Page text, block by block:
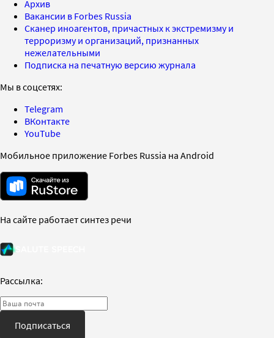
Архив
Вакансии в Forbes Russia
Сканер иноагентов, причастных к экстремизму и
терроризму и организаций, признанных
нежелательными
Подписка на печатную версию журнала
Мы в соцсетях:
Telegram
ВКонтакте
YouTube
Мобильное приложение Forbes Russia на Android
На сайте работает синтез речи
Рассылка:
Подписаться